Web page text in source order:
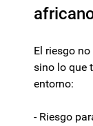
El riesgo
sino lo que
entorno:
- Riesgo